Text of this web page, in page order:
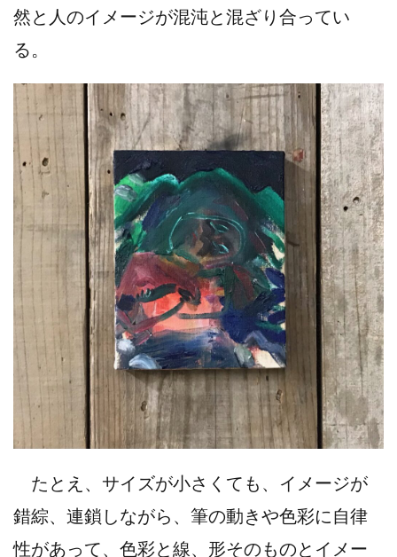
然と人のイメージが混沌と混ざり合ってい
る。
たとえ、サイズが小さくても、イメージが
錯綜、連鎖しながら、筆の動きや色彩に自律
性があって、色彩と線、形そのものとイメー